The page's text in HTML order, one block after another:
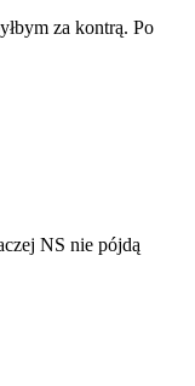
za kontrą. Po
NS nie pójdą